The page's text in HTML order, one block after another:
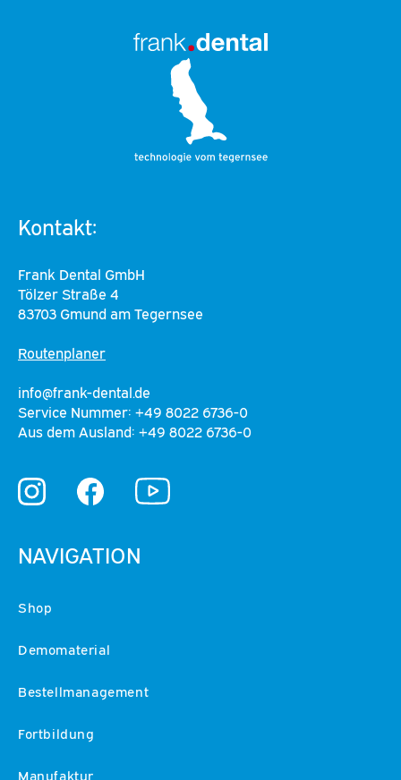
Kontakt:
Frank Dental GmbH
Tölzer Straße 4
83703 Gmund am Tegernsee
Routenplaner
info@frank-dental.de
Service Nummer: +49 8022 6736-0
Aus dem Ausland: +49 8022 6736-0
InstagramFacebook YouTube
NAVIGATION
Shop
Demomaterial
Bestellmanagement
Fortbildung
Manufaktur